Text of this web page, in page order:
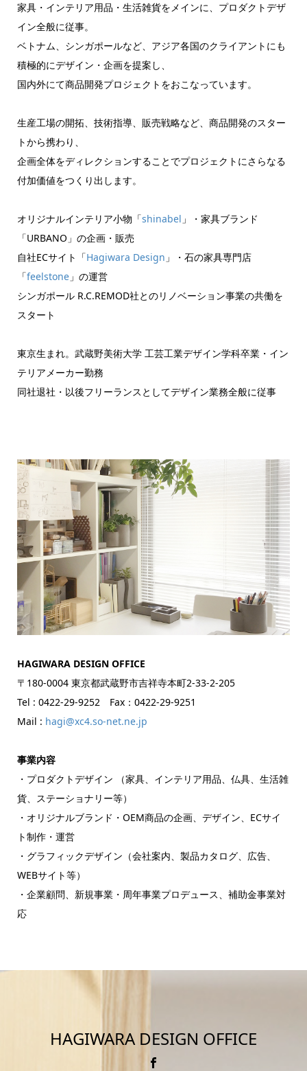
家具・インテリア用品・生活雑貨をメインに、プロダクトデザ
イン全般に従事。
ベトナム、シンガポールなど、アジア各国のクライアントにも
積極的にデザイン・企画を提案し、
国内外にて商品開発プロジェクトをおこなっています。
生産工場の開拓、技術指導、販売戦略など、商品開発のスター
トから携わり、
企画全体をディレクションすることでプロジェクトにさらなる
付加価値をつくり出します。
オリジナルインテリア小物「shinabel 」・家具ブランド
「URBANO」の企画・販売
自社ECサイト「Hagiwara Design 」・石の家具専門店
「feelstone」の運営
シンガポール R.C.REMOD社とのリノベーション事業の共働を
スタート
東京生まれ。武蔵野美術大学 工芸工業デザイン学科卒業・イン
テリアメーカー勤務
同社退社・以後フリーランスとしてデザイン業務全般に従事
HAGIWARA DESIGN OFFICE
〒180-0004 東京都武蔵野市吉祥寺本町2-33-2-205
Tel : 0422-29-9252 Fax：0422-29-9251
Mail : hagi@xc4.so-net.ne.jp
事業内容
・プロダクトデザイン （家具、インテリア用品、仏具、生活雑
貨、ステーショナリー等）
・オリジナルブランド・OEM商品の企画、デザイン、ECサイ
ト制作・運営
・グラフィックデザイン（会社案内、製品カタログ、広告、
WEBサイト等）
・企業顧問、新規事業・周年事業プロデュース、補助金事業対
応
HAGIWARA DESIGN OFFICE